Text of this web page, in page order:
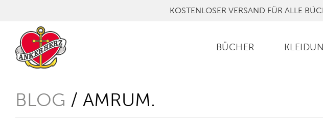
KOSTENLOSER VERSAND FÜR ALLE
BÜCHER
BLOG / AMRUM.